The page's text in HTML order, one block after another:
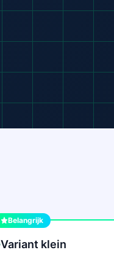
Belangrijk
Variant klein